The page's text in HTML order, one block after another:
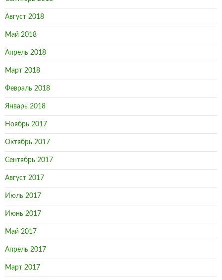
Август 2018
Май 2018
Апрель 2018
Март 2018
Февраль 2018
Январь 2018
Ноябрь 2017
Октябрь 2017
Сентябрь 2017
Август 2017
Июль 2017
Июнь 2017
Май 2017
Апрель 2017
Март 2017